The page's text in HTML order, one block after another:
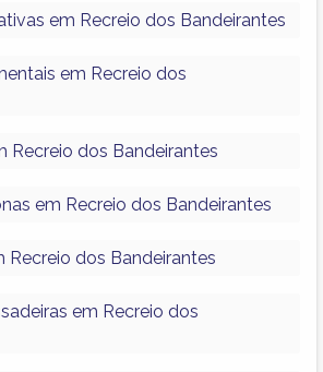
em Recreio dos Bandeirantes
em Recreio dos
Recreio dos Bandeirantes
em Recreio dos Bandeirantes
Recreio dos Bandeirantes
em Recreio dos